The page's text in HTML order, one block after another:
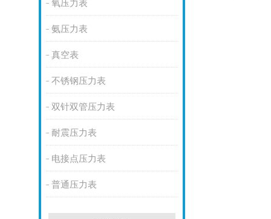
氧压力表
氨压力表
真空表
不锈钢压力表
双针双管压力表
耐震压力表
电接点压力表
普通压力表